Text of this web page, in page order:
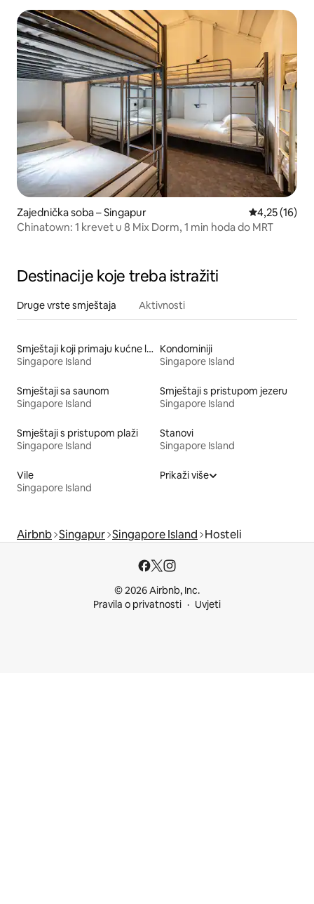
Zajednička soba – Singapur Prosječna
4,25 (16)
Chinatown: 1 krevet u 8 Mix Dorm, 1 min hoda do MRT
Destinacije koje treba istražiti
Druge vrste smještaja Aktivnosti
Smještaji koji primaju kućne ljubimce
Singapore Island
Kondominiji
Singapore Island
Smještaji sa saunom
Singapore Island
Smještaji s pristupom jezeru
Singapore Island
Smještaji s pristupom plaži
Singapore Island
Stanovi
Singapore Island
Vile
Singapore Island
Prikaži više
Airbnb Singapur Singapore Island Hosteli
© 2026 Airbnb, Inc.
Pravila o privatnosti
Uvjeti